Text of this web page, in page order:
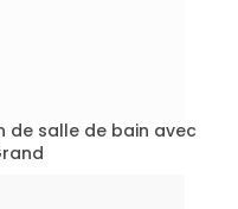
de salle de bain avec